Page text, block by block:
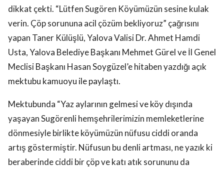
dikkat çekti. “Lütfen Sugören Köyümüzün sesine kulak
verin. Çöp sorununa acil çözüm bekliyoruz” çağrısını
yapan Taner Külüşlü, Yalova Valisi Dr. Ahmet Hamdi
Usta, Yalova Belediye Başkanı Mehmet Gürel ve İl Genel
Meclisi Başkanı Hasan Soygüzel’e hitaben yazdığı açık
mektubu kamuoyu ile paylaştı.
Mektubunda “Yaz aylarının gelmesi ve köy dışında
yaşayan Sugörenli hemşehrilerimizin memleketlerine
dönmesiyle birlikte köyümüzün nüfusu ciddi oranda
artış göstermiştir. Nüfusun bu denli artması, ne yazık ki
beraberinde ciddi bir çöp ve katı atık sorununu da